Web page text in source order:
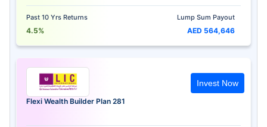
Past 10 Yrs Returns
4.5%
Lump Sum Payout
AED 564,646
Flexi Wealth Builder Plan 281
Invest Now